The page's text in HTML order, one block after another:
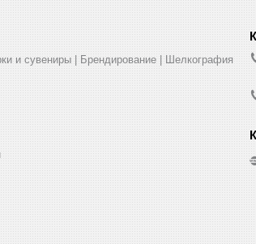
и сувениры | Брендирование | Шелкография